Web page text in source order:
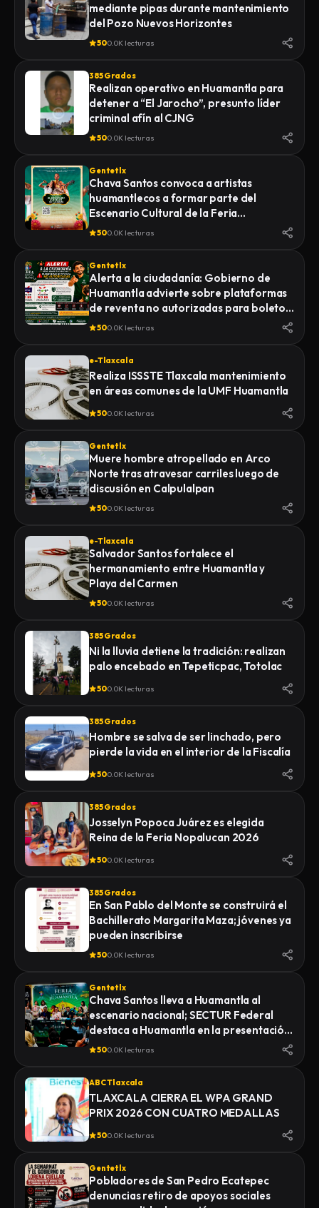
LA FISCALÍA GENERAL DE JUSTICIA DEL
ESTADO (FGJE) INICIÓ UNA CARPETA DE
INVESTIGACIÓN POR EL DELITO DE
HOMICIDIO CALIFICADO EN CONTRA DE
QUIEN O QUIENES RESULTEN
RESPONSABLES
mediante pipas durante mantenimiento
del Pozo Nuevos Horizontes
500.0K lecturas
385 Grados
Realizan operativo en Huamantla para
detener a “El Jarocho”, presunto líder
criminal afín al CJNG
500.0K lecturas
Gentetlx
Chava Santos convoca a artistas
huamantlecos a formar parte del
Escenario Cultural de la Feria
Internacional del Arte Efímero y la Dalia
500.0K lecturas
Gentetlx
Alerta a la ciudadanía: Gobierno de
Huamantla advierte sobre plataformas
de reventa no autorizadas para boletos
de la Feria 2026
500.0K lecturas
e-Tlaxcala
Realiza ISSSTE Tlaxcala mantenimiento
en áreas comunes de la UMF Huamantla
500.0K lecturas
Gentetlx
Muere hombre atropellado en Arco
Norte tras atravesar carriles luego de
discusión en Calpulalpan
500.0K lecturas
e-Tlaxcala
Salvador Santos fortalece el
hermanamiento entre Huamantla y
Playa del Carmen
500.0K lecturas
385 Grados
Ni la lluvia detiene la tradición: realizan
palo encebado en Tepeticpac, Totolac
500.0K lecturas
385 Grados
Hombre se salva de ser linchado, pero
pierde la vida en el interior de la Fiscalía
500.0K lecturas
385 Grados
Josselyn Popoca Juárez es elegida
Reina de la Feria Nopalucan 2026
500.0K lecturas
385 Grados
En San Pablo del Monte se construirá el
Bachillerato Margarita Maza; jóvenes ya
pueden inscribirse
500.0K lecturas
Gentetlx
Chava Santos lleva a Huamantla al
escenario nacional; SECTUR Federal
destaca a Huamantla en la presentación
de su feria 2026
500.0K lecturas
ABC Tlaxcala
TLAXCALA CIERRA EL WPA GRAND
PRIX 2026 CON CUATRO MEDALLAS
500.0K lecturas
Gentetlx
Pobladores de San Pedro Ecatepec
denuncias retiro de apoyos sociales